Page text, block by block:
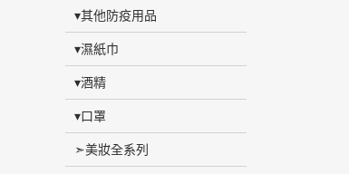
▾其他防疫用品
▾濕紙巾
▾酒精
▾口罩
➣美妝全系列